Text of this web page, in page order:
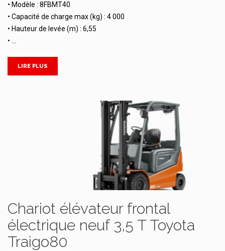
• Modèle : 8FBMT40
• Capacité de charge max (kg) : 4 000
• Hauteur de levée (m) : 6,55
• …
LIRE PLUS
Chariot élévateur frontal
électrique neuf 3,5 T Toyota
Traigo80